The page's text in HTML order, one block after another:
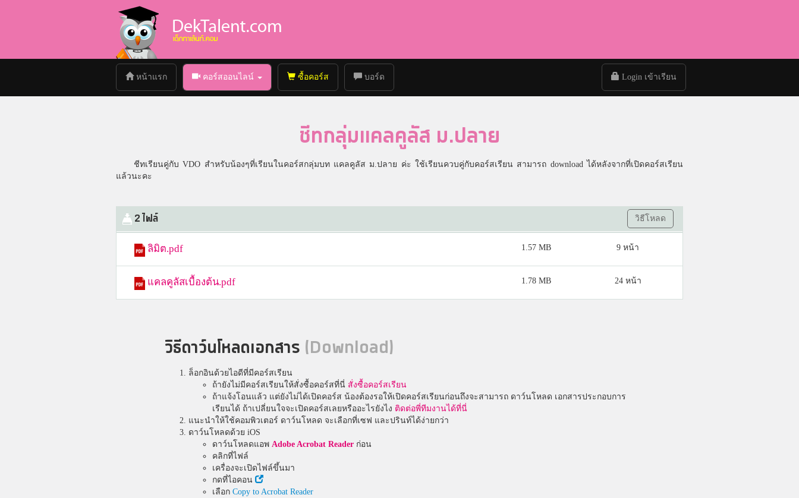
หน้าแรก(current) คอร์สออนไลน์ ซื้อคอร์ส บอร์ด Login เข้าเรียน
ชีทกลุ่มแคลคูลัส ม.ปลาย
ชีทเรียนคู่กับ VDO สำหรับน้องๆที่เรียนในคอร์สกลุ่มบท แคลคูลัส ม.ปลาย ค่ะ ใช้เรียนควบคู่กับคอร์สเรียน สามารถ download ได้หลังจากที่เปิดคอร์สเรียน
แล้วนะคะ
2 ไฟล์ วิธีโหลด
ลิมิต.pdf 1.57 MB 9 หน้า
แคลคูลัสเบื้องต้น.pdf 1.78 MB 24 หน้า
วิธีดาว์นโหลดเอกสาร (Download)
ล็อกอินด้วยไอดีที่มีคอร์สเรียน
ถ้ายังไม่มีคอร์สเรียนให้สั่งซื้อคอร์สที่นี่ สั่งซื้อคอร์สเรียน
ถ้าแจ้งโอนแล้ว แต่ยังไม่ได้เปิดคอร์ส น้องต้องรอให้เปิดคอร์สเรียนก่อนถึงจะสามารถ ดาว์นโหลด เอกสารประกอบการ
เรียนได้ ถ้าเปลี่ยนใจจะเปิดคอร์สเลยหรืออะไรยังไง ติดต่อพี่ทีมงานได้ที่นี่
แนะนำให้ใช้คอมพิวเตอร์ ดาว์นโหลด จะเลือกที่เซฟ และปรินท์ได้ง่ายกว่า
ดาว์นโหลดด้วย iOS
ดาว์นโหลดแอพ Adobe Acrobat Reader ก่อน
คลิกที่ไฟล์
เครื่องจะเปิดไฟล์ขึ้นมา
กดที่ไอคอน
เลือก Copy to Acrobat Reader